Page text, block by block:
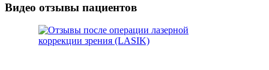
Видео отзывы пациентов